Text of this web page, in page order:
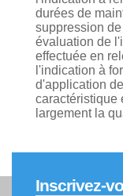
durées de
suppression
évaluation de
effectuée en
l'indication à
d'application
caractéristique
largement la
Inscrivez-